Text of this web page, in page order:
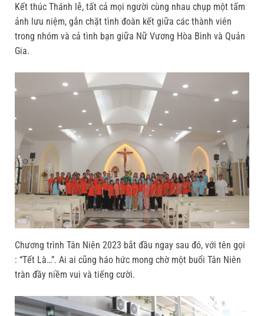
Kết thúc Thánh lễ, tất cả mọi người cùng nhau chụp một tấm
ảnh lưu niệm, gắn chặt tình đoàn kết giữa các thành viên
trong nhóm và cả tình bạn giữa Nữ Vương Hòa Bình và Quản
Gia.
Chương trình Tân Niên 2023 bắt đầu ngay sau đó, với tên gọi
: “Tết Là…”. Ai ai cũng háo hức mong chờ một buổi Tân Niên
tràn đầy niềm vui và tiếng cười.